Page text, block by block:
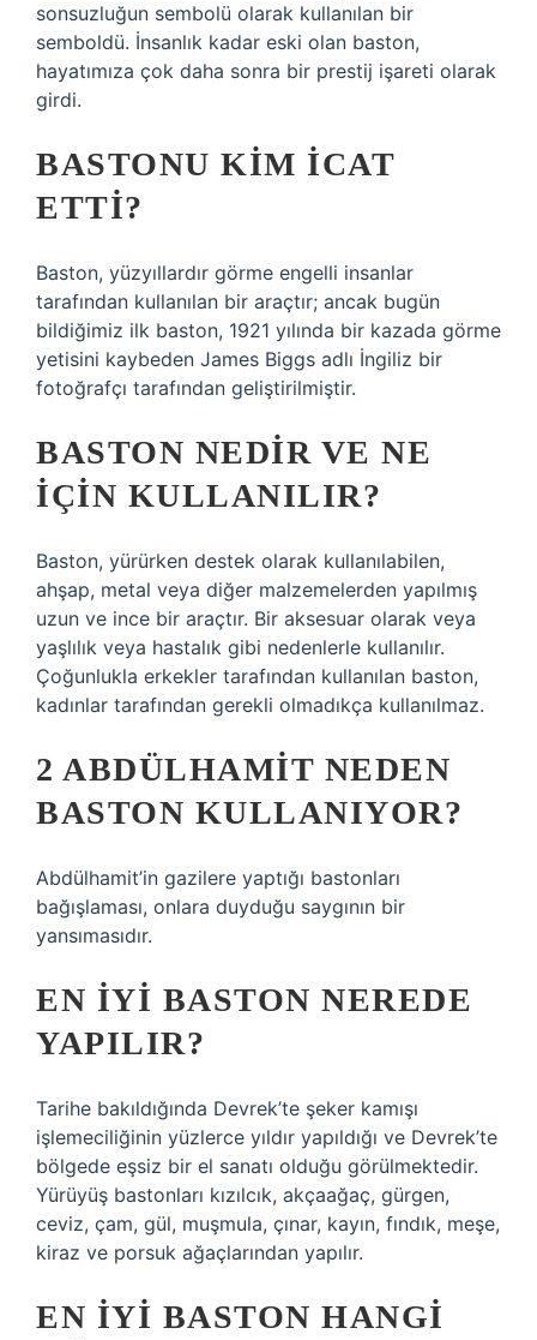
sonsuzluğun sembolü olarak kullanılan bir
semboldü. İnsanlık kadar eski olan baston,
hayatımıza çok daha sonra bir prestij işareti olarak
girdi.
BASTONU KIM ICAT
ETTI?
Baston, yüzyıllardır görme engelli insanlar
tarafından kullanılan bir araçtır; ancak bugün
bildiğimiz ilk baston, 1921 yılında bir kazada görme
yetisini kaybeden James Biggs adlı İngiliz bir
fotoğrafçı tarafından geliştirilmiştir.
BASTON NEDIR VE NE
IÇIN KULLANILIR?
Baston, yürürken destek olarak kullanılabilen,
ahşap, metal veya diğer malzemelerden yapılmış
uzun ve ince bir araçtır. Bir aksesuar olarak veya
yaşlılık veya hastalık gibi nedenlerle kullanılır.
Çoğunlukla erkekler tarafından kullanılan baston,
kadınlar tarafından gerekli olmadıkça kullanılmaz.
2 ABDÜLHAMIT NEDEN
BASTON KULLANIYOR?
Abdülhamit’in gazilere yaptığı bastonları
bağışlaması, onlara duyduğu saygının bir
yansımasıdır.
EN IYI BASTON NEREDE
YAPILIR?
Tarihe bakıldığında Devrek’te şeker kamışı
işlemeciliğinin yüzlerce yıldır yapıldığı ve Devrek’te
bölgede eşsiz bir el sanatı olduğu görülmektedir.
Yürüyüş bastonları kızılcık, akçaağaç, gürgen,
ceviz, çam, gül, muşmula, çınar, kayın, fındık, meşe,
kiraz ve porsuk ağaçlarından yapılır.
EN IYI BASTON HANGI